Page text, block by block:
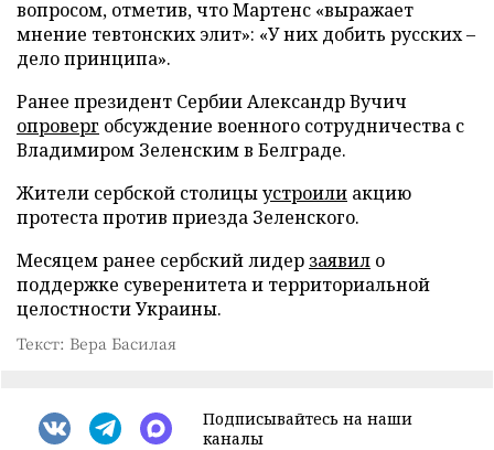
вопросом, отметив, что Мартенс «выражает
мнение тевтонских элит»: «У них добить русских –
дело принципа».
Ранее президент Сербии Александр Вучич
опроверг обсуждение военного сотрудничества с
Владимиром Зеленским в Белграде.
Жители сербской столицыустроили акцию
протеста против приезда Зеленского.
Месяцем ранее сербский лидер заявил о
поддержке суверенитета и территориальной
целостности Украины.
Текст: Вера Басилая
Подписывайтесь на наши
каналы